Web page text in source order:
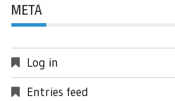
META
Log in
Entries feed